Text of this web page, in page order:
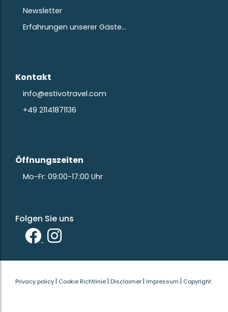
Newsletter
Erfahrungen unserer Gäste…
Kontakt
info@estivotravel.com
+49 21141871136
Öffnungszeiten
Mo-Fr: 09:00-17:00 Uhr
Folgen Sie uns
Privacy policy | Cookie Richtlinie | Disclaimer | Impressum | Copyright